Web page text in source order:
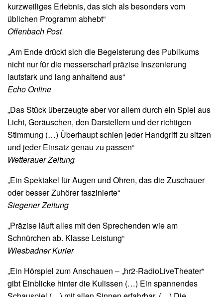
kurzweiliges Erlebnis, das sich als besonders vom
üblichen Programm abhebt“
Offenbach Post
„Am Ende drückt sich die Begeisterung des Publikums
nicht nur für die messerscharf präzise Inszenierung
lautstark und lang anhaltend aus“
Echo Online
„Das Stück überzeugte aber vor allem durch ein Spiel aus
Licht, Geräuschen, den Darstellern und der richtigen
Stimmung (…) Überhaupt schien jeder Handgriff zu sitzen
und jeder Einsatz genau zu passen“
Wetterauer Zeitung
„Ein Spektakel für Augen und Ohren, das die Zuschauer
oder besser Zuhörer faszinierte“
Siegener Zeitung
„Präzise läuft alles mit den Sprechenden wie am
Schnürchen ab. Klasse Leistung“
Wiesbadner Kurier
„Ein Hörspiel zum Anschauen – „hr2-RadioLiveTheater“
gibt Einblicke hinter die Kulissen (…) Ein spannendes